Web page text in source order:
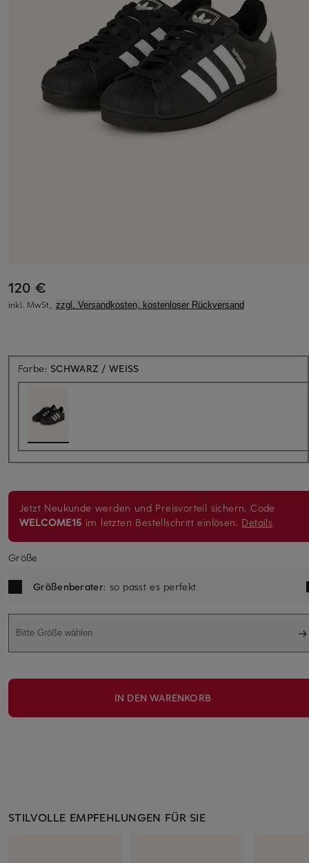
120 €
inkl. MwSt., zzgl. Versandkosten, kostenloser Rückversand
Farbe: SCHWARZ / WEISS
Jetzt Neukunde werden und Preisvorteil sichern. Code
WELCOME15 im letzten Bestellschritt einlösen. Details
Größe
Größenberater: so passt es perfekt
Bitte Größe wählen
IN DEN WARENKORB
STILVOLLE EMPFEHLUNGEN FÜR SIE